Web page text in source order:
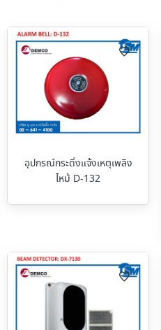
อุปกรณ์กระดิ่งแจ้งเหตุเพลิง
ไหม้ D-132